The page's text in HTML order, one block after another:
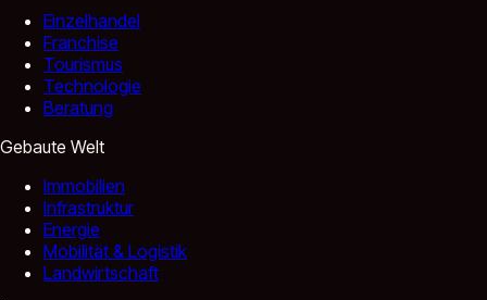
Einzelhandel
Franchise
Tourismus
Technologie
Beratung
Gebaute Welt
Immobilien
Infrastruktur
Energie
Mobilität & Logistik
Landwirtschaft